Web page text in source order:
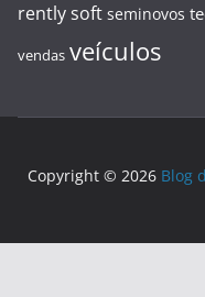
rently soft seminovos
vendas veículos
Copyright © 2026 Blog